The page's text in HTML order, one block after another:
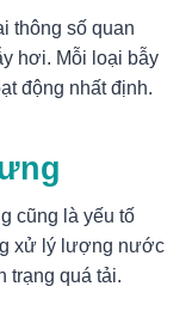
thông số quan
hơi. Mỗi loại bẫy
động nhất định.
cũng là yếu tố
xử lý lượng nước
trạng quá tải.